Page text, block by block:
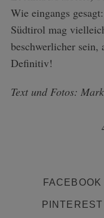
Wie eingangs
Südtirol mag
beschwerlicher sein,
Definitiv!
Text und Fotos:
FACEBOOK
PINTEREST